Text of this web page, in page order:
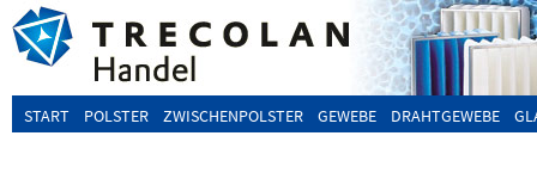
START POLSTER ZWISCHENPOLSTER GEWEBE DRAHTGEWEBE